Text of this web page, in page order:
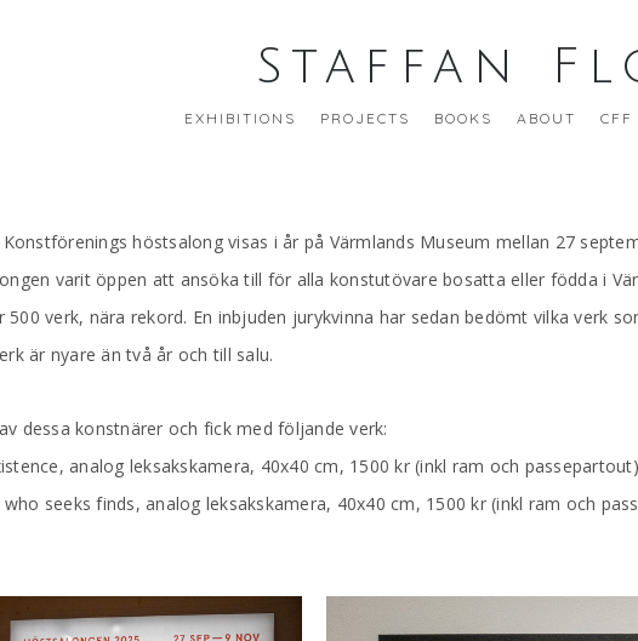
Staffan
EXHIBITIONS PROJECTS BOOKS ABOUT CFF
höstsalong visas i år på Värmlands Museum mellan 27
varit öppen att ansöka till för alla konstutövare bosatta eller födda i
500 verk, nära rekord. En inbjuden jurykvinna har sedan bedömt vilka verk
är nyare än två år och till salu.
dessa konstnärer och fick med följande verk:
analog leksakskamera, 40x40 cm, 1500 kr (inkl ram och
who seeks finds, analog leksakskamera, 40x40 cm, 1500 kr (inkl ram och